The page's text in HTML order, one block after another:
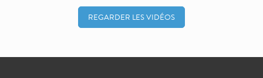
REGARDER LES VIDÉOS